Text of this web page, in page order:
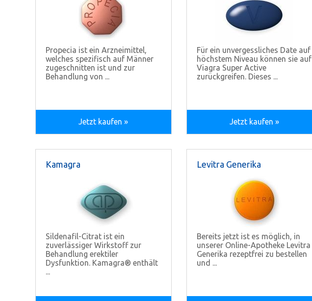
Propecia ist ein Arzneimittel,
welches spezifisch auf Männer
zugeschnitten ist und zur
Behandlung von ...
Jetzt kaufen »
Für ein unvergessliches Date auf
höchstem Niveau können sie auf
Viagra Super Active
zurückgreifen. Dieses ...
Jetzt kaufen »
Kamagra
Sildenafil-Citrat ist ein
zuverlässiger Wirkstoff zur
Behandlung erektiler
Dysfunktion. Kamagra® enthält
...
Levitra Generika
Bereits jetzt ist es möglich, in
unserer Online-Apotheke Levitra
Generika rezeptfrei zu bestellen
und ...